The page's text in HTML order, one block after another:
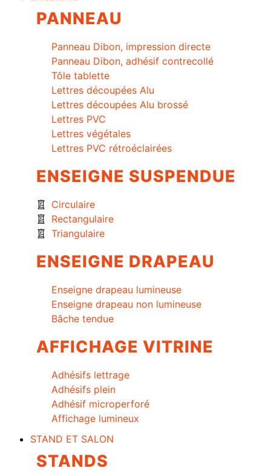
PANNEAU
Panneau Dibon, impression directe
Panneau Dibon, adhésif contrecollé
Tôle tablette
Lettres découpées Alu
Lettres découpées Alu brossé
Lettres PVC
Lettres végétales
Lettres PVC rétroéclairées
ENSEIGNE SUSPENDUE
Circulaire
Rectangulaire
Triangulaire
ENSEIGNE DRAPEAU
Enseigne drapeau lumineuse
Enseigne drapeau non lumineuse
Bâche tendue
AFFICHAGE VITRINE
Adhésifs lettrage
Adhésifs plein
Adhésif microperforé
Affichage lumineux
STAND ET SALON
STANDS